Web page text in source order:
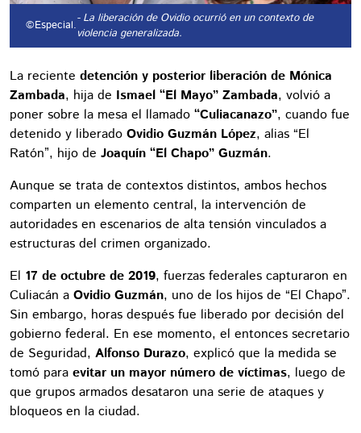
©Especial.- La liberación de Ovidio ocurrió en un contexto de
violencia generalizada.
La reciente detención y posterior liberación de Mónica
Zambada, hija de Ismael “El Mayo” Zambada, volvió a
poner sobre la mesa el llamado “Culiacanazo”, cuando fue
detenido y liberado Ovidio Guzmán López, alias “El
Ratón”, hijo de Joaquín “El Chapo” Guzmán.
Aunque se trata de contextos distintos, ambos hechos
comparten un elemento central, la intervención de
autoridades en escenarios de alta tensión vinculados a
estructuras del crimen organizado.
El 17 de octubre de 2019, fuerzas federales capturaron en
Culiacán a Ovidio Guzmán, uno de los hijos de “El Chapo”.
Sin embargo, horas después fue liberado por decisión del
gobierno federal. En ese momento, el entonces secretario
de Seguridad, Alfonso Durazo, explicó que la medida se
tomó para evitar un mayor número de víctimas, luego de
que grupos armados desataron una serie de ataques y
bloqueos en la ciudad.